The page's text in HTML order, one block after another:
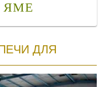
ЯМЕ
ДЛЯ